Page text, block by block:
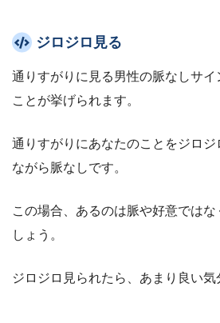
ジロジロ見る
通りすがりに見る男性の脈なしサ
ことが挙げられます。
通りすがりにあなたのことをジロ
ながら脈なしです。
この場合、あるのは脈や好意では
しょう。
ジロジロ見られたら、あまり良い気